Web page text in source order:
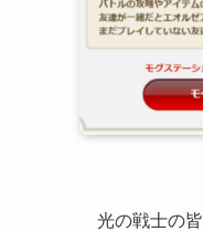
光の戦士の